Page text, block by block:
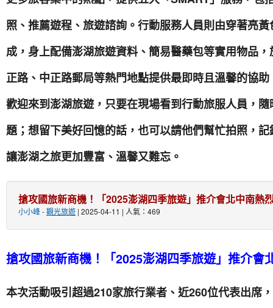
照、推薦遊程、旅遊諮詢。行動服務人員則由穿著亮
成，身上配備澎湖旅遊資料、簡易醫藥包等實用物品
正路、中正路郵局等熱門地點提供最即時且溫馨的協助
歡迎來到澎湖旅遊，只要在現場看到行動旅服人員，
題；想留下美好回憶的話，也可以請他們幫忙拍照，
讓澎湖之旅更加豐富、溫馨又難忘。
搶攻國旅新商機！「2025澎湖四季旅遊」推介會北中南熱
小小峰-觀光旅遊 | 2025-04-11 | 人氣：469
搶攻國旅新商機！「2025澎湖四季旅遊」推介會
本次活動吸引超過210家旅行業者、近260位代表出席